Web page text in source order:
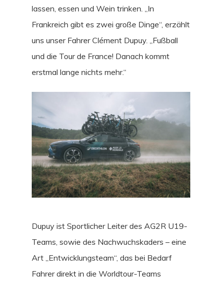
lassen, essen und Wein trinken. „In
Frankreich gibt es zwei große Dinge“, erzählt
uns unser Fahrer Clément Dupuy. „Fußball
und die Tour de France! Danach kommt
erstmal lange nichts mehr.“
Dupuy ist Sportlicher Leiter des AG2R U19-
Teams, sowie des Nachwuchskaders – eine
Art „Entwicklungsteam“, das bei Bedarf
Fahrer direkt in die Worldtour-Teams